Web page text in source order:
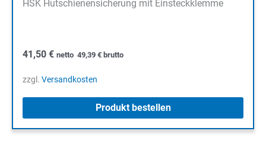
HSK Hutschienensicherung mit Einsteckklemme
41,50 € netto 49,39 € brutto
zzgl. Versandkosten
Produkt bestellen